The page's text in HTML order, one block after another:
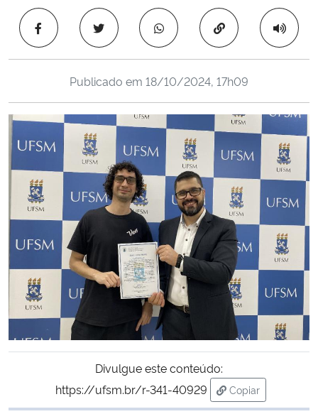
Ministério da Educação
Ministério da Cidadania
Ministério de Minas e Energia
Ministério da Ciência, Tecnologia, Inovações e Comunicações
Ministério do Meio Ambiente
Ministério do Turismo
Ministério do Desenvolvimento Regional
Controladoria-Geral da União
Ministério da Mulher, da Família e dos Direitos Humanos
Copiar para área
Publicado em 18/10/2024, 17h09
Divulgue este conteúdo:
https://ufsm.br/r-341-40929
Copiar
para área de